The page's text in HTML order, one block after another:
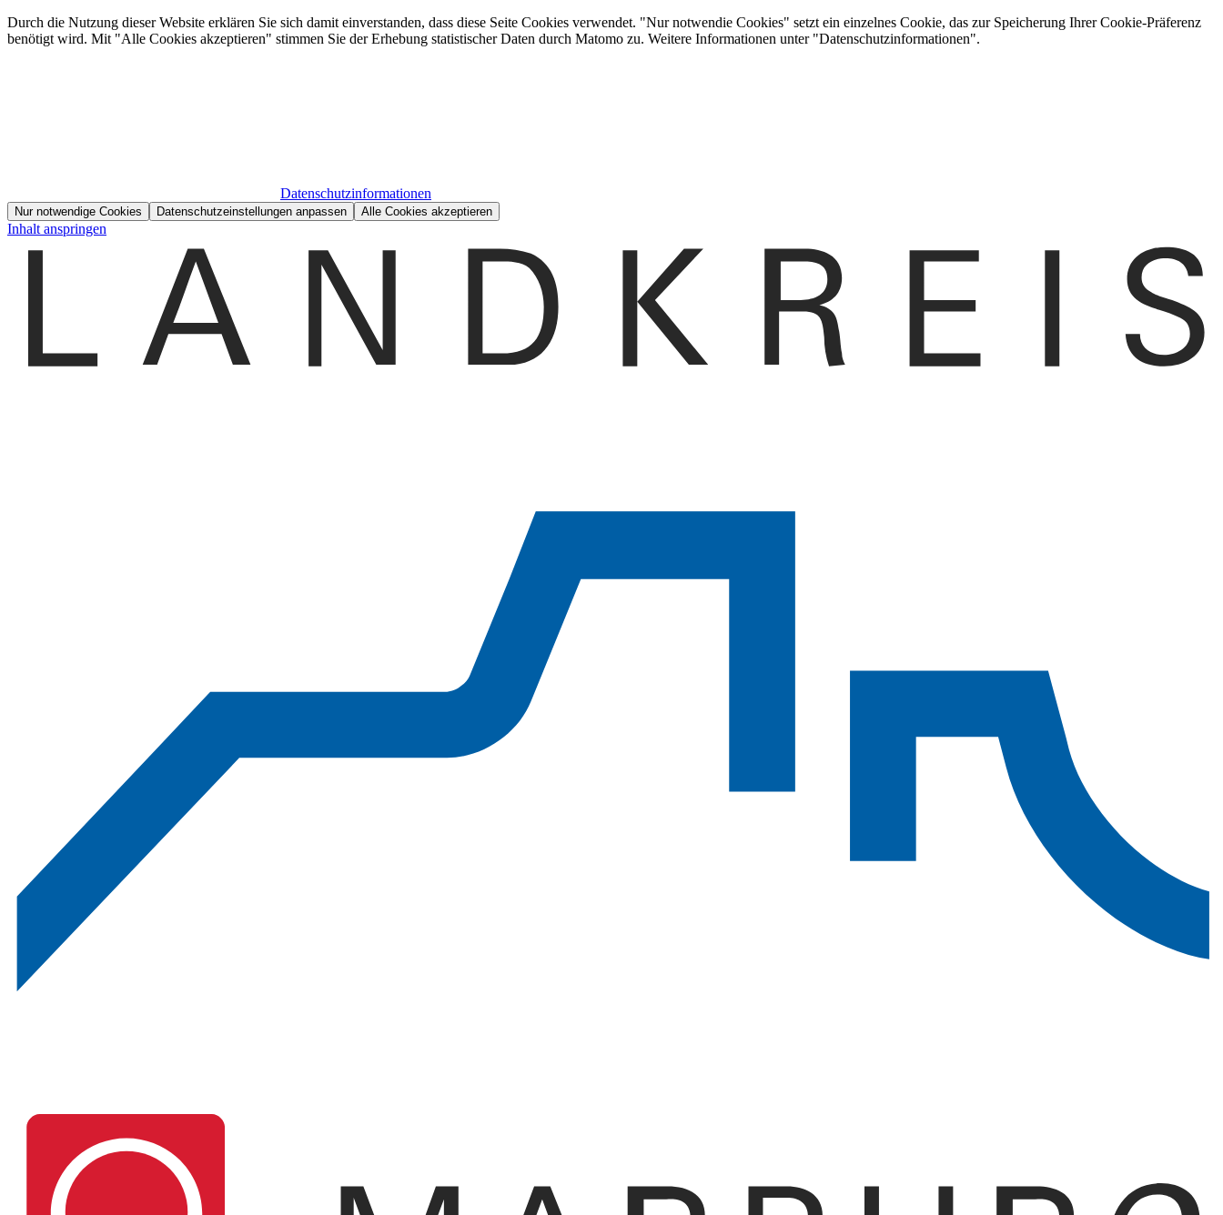
Durch die Nutzung dieser Website erklären Sie sich damit einverstanden, dass diese Seite Cookies verwendet. "Nur notwendie Cookies" setzt ein einzelnes Cookie, das zur Speicherung Ihrer Cookie-Präferenz
benötigt wird. Mit "Alle Cookies akzeptieren" stimmen Sie der Erhebung statistischer Daten durch Matomo zu. Weitere Informationen unter "Datenschutzinformationen".
Datenschutzinformationen
Nur notwendige Cookies Datenschutzeinstellungen anpassen Alle Cookies akzeptieren
Inhalt anspringen